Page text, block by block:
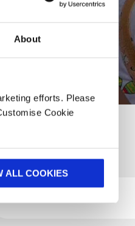
About
efforts. Please
Cookie
ALL COOKIES